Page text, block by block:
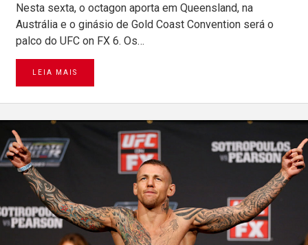
Nesta sexta, o octagon aporta em Queensland, na
Austrália e o ginásio de Gold Coast Convention será o
palco do UFC on FX 6. Os…
LEIA MAIS